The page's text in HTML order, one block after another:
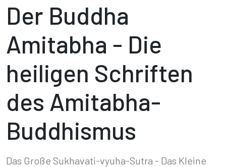
Der Buddha
Amitabha - Die
heiligen Schriften
des Amitabha-
Buddhismus
Das Große Sukhavati-vyuha-Sutra - Das Kleine